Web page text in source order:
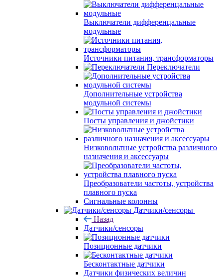
Выключатели дифференцальные
модульные
Источники питания, трансформаторы
Переключатели
Дополнительные устройства
модульной системы
Посты управления и джойстики
Низковольтные устройства различного
назначения и аксессуары
Преобразователи частоты, устройства
плавного пуска
Сигнальные колонны
Датчики/сенсоры
Назад
Датчики/сенсоры
Позиционные датчики
Бесконтактные датчики
Датчики физических величин